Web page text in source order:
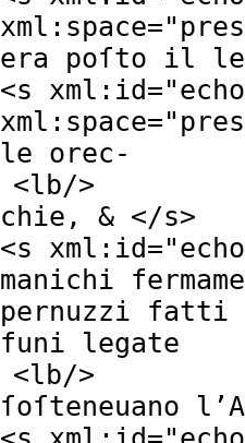
xml:space="
era poſto il
<s xml:id="
xml:space="
le orec-
<lb/>
chie, & </s>
<s xml:id="
manichi
pernuzzi fatti
funi legate
<lb/>
ſoſteneuano